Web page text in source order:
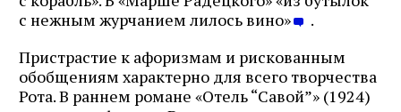
с нежным журчанием лилось вино»
.
Пристрастие к афоризмам и рискованным
обобщениям характерно для всего творчества
Рота. В раннем романе «Отель “Савой”» (1924)